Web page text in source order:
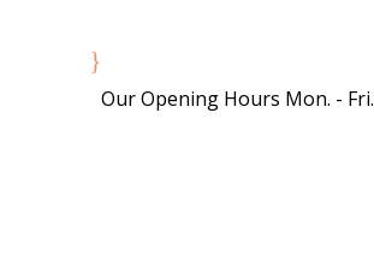
Our Opening Hours Mon. - Fri.